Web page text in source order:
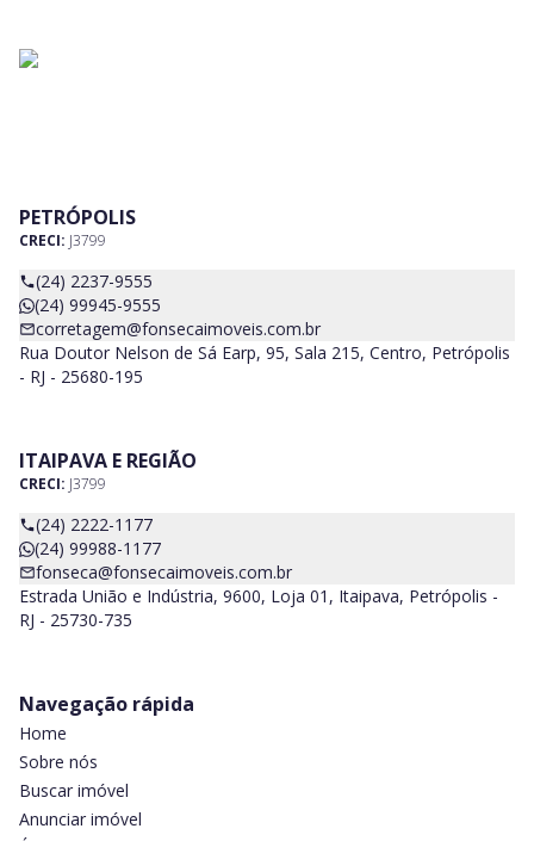
PETRÓPOLIS
CRECI: J3799
(24) 2237-9555
(24) 99945-9555
corretagem@fonsecaimoveis.com.br
Rua Doutor Nelson de Sá Earp, 95, Sala 215, Centro, Petrópolis
- RJ - 25680-195
ITAIPAVA E REGIÃO
CRECI: J3799
(24) 2222-1177
(24) 99988-1177
fonseca@fonsecaimoveis.com.br
Estrada União e Indústria, 9600, Loja 01, Itaipava, Petrópolis -
RJ - 25730-735
Navegação rápida
Home
Sobre nós
Buscar imóvel
Anunciar imóvel